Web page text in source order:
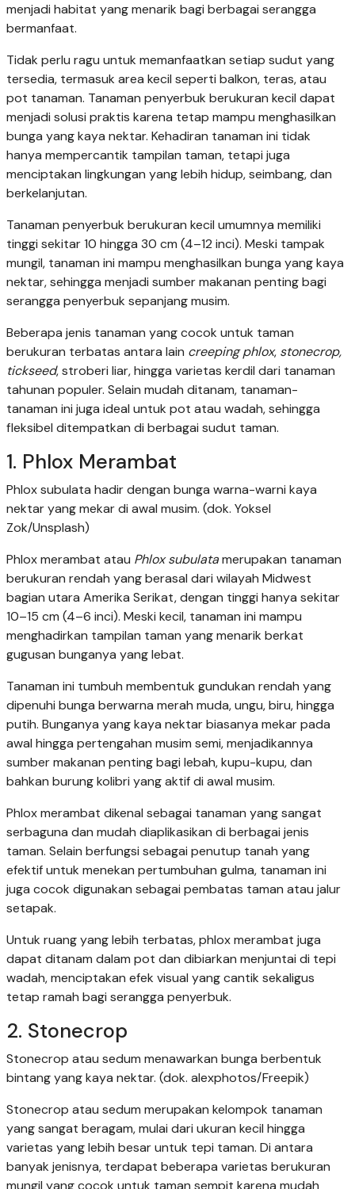
menjadi habitat yang menarik bagi berbagai serangga
bermanfaat.
Tidak perlu ragu untuk memanfaatkan setiap sudut yang
tersedia, termasuk area kecil seperti balkon, teras, atau
pot tanaman. Tanaman penyerbuk berukuran kecil dapat
menjadi solusi praktis karena tetap mampu menghasilkan
bunga yang kaya nektar. Kehadiran tanaman ini tidak
hanya mempercantik tampilan taman, tetapi juga
menciptakan lingkungan yang lebih hidup, seimbang, dan
berkelanjutan.
Tanaman penyerbuk berukuran kecil umumnya memiliki
tinggi sekitar 10 hingga 30 cm (4–12 inci). Meski tampak
mungil, tanaman ini mampu menghasilkan bunga yang kaya
nektar, sehingga menjadi sumber makanan penting bagi
serangga penyerbuk sepanjang musim.
Beberapa jenis tanaman yang cocok untuk taman
berukuran terbatas antara lain creeping phlox, stonecrop,
tickseed, stroberi liar, hingga varietas kerdil dari tanaman
tahunan populer. Selain mudah ditanam, tanaman-
tanaman ini juga ideal untuk pot atau wadah, sehingga
fleksibel ditempatkan di berbagai sudut taman.
1. Phlox Merambat
Phlox subulata hadir dengan bunga warna-warni kaya
nektar yang mekar di awal musim. (dok. Yoksel
Zok/Unsplash)
Phlox merambat atau Phlox subulatamerupakan tanaman
berukuran rendah yang berasal dari wilayah Midwest
bagian utara Amerika Serikat, dengan tinggi hanya sekitar
10–15 cm (4–6 inci). Meski kecil, tanaman ini mampu
menghadirkan tampilan taman yang menarik berkat
gugusan bunganya yang lebat.
Tanaman ini tumbuh membentuk gundukan rendah yang
dipenuhi bunga berwarna merah muda, ungu, biru, hingga
putih. Bunganya yang kaya nektar biasanya mekar pada
awal hingga pertengahan musim semi, menjadikannya
sumber makanan penting bagi lebah, kupu-kupu, dan
bahkan burung kolibri yang aktif di awal musim.
Phlox merambat dikenal sebagai tanaman yang sangat
serbaguna dan mudah diaplikasikan di berbagai jenis
taman. Selain berfungsi sebagai penutup tanah yang
efektif untuk menekan pertumbuhan gulma, tanaman ini
juga cocok digunakan sebagai pembatas taman atau jalur
setapak.
Untuk ruang yang lebih terbatas, phlox merambat juga
dapat ditanam dalam pot dan dibiarkan menjuntai di tepi
wadah, menciptakan efek visual yang cantik sekaligus
tetap ramah bagi serangga penyerbuk.
2. Stonecrop
Stonecrop atau sedum menawarkan bunga berbentuk
bintang yang kaya nektar. (dok. alexphotos/Freepik)
Stonecrop atau sedum merupakan kelompok tanaman
yang sangat beragam, mulai dari ukuran kecil hingga
varietas yang lebih besar untuk tepi taman. Di antara
banyak jenisnya, terdapat beberapa varietas berukuran
mungil yang cocok untuk taman sempit karena mudah